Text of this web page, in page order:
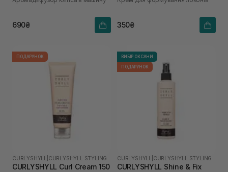
690₴ 350₴
ПОДАРУНОК
CURLYSHYLL CURLYSHYLL STYLING
CURLYSHYLL Curl Cream 150
ВИБІР ОКСАНИ
ПОДАРУНОК
CURLYSHYLL CURLYSHYLL STYLING
CURLYSHYLL Shine & Fix